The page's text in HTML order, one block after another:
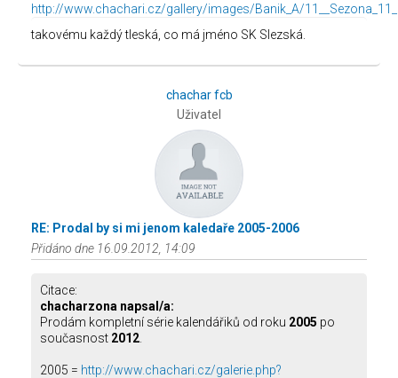
http://www.chachari.cz/gallery/images/Banik_A/
takovému každý tleská, co má jméno SK Slezská.
chachar fcb
Uživatel
RE: Prodal by si mi jenom kaledaře 2005-2006
Přidáno dne 16.09.2012, 14:09
Citace:
chacharzona napsal/a:
Prodám kompletní série kalendářiků od roku 2005 po
současnost 2012
2005 = http://www.chachari.cz/galerie.php?